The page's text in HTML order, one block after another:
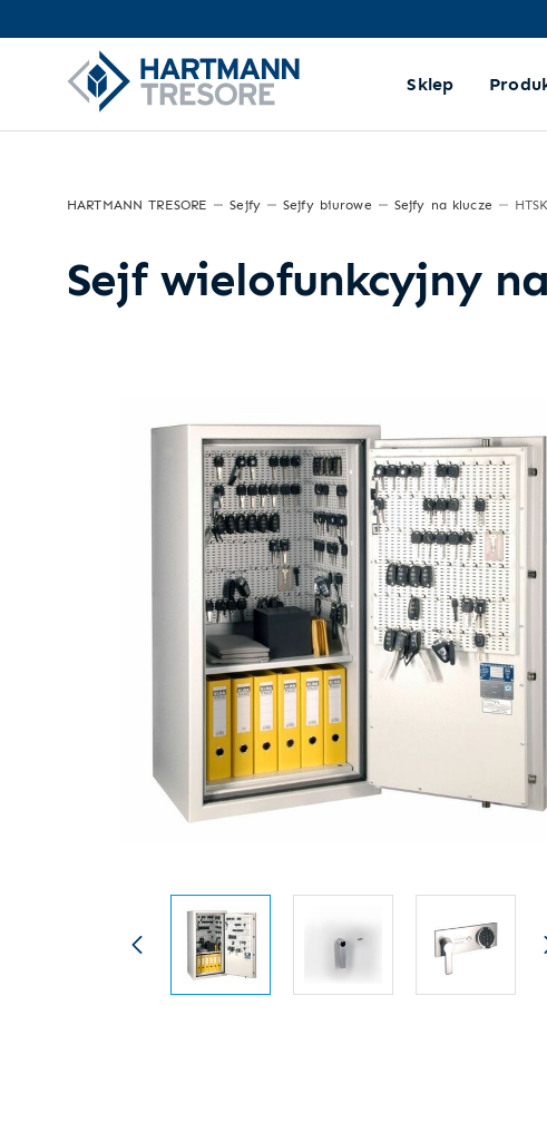
Sklep
HARTMANN TRESORE Sejfy Sejfy biurowe Sejfy na klucze
Sejf wielofunkcyjny